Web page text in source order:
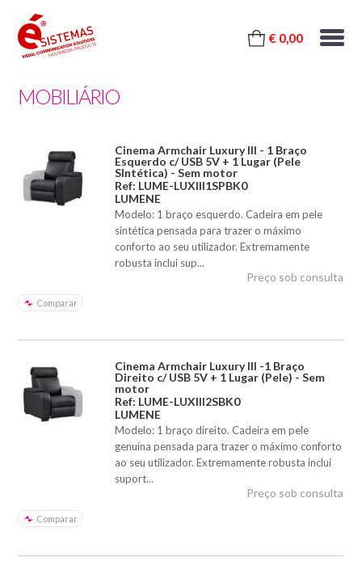
€ 0,00
MOBILIÁRIO
Cinema Armchair Luxury III - 1 Braço
Esquerdo c/ USB 5V + 1 Lugar (Pele
SIntética) - Sem motor
Ref: LUME-LUXIII1SPBK0
LUMENE
Modelo: 1 braço esquerdo. Cadeira em pele
sintética pensada para trazer o máximo
conforto ao seu utilizador. Extremamente
robusta inclui sup...
Comparar
Preço sob consulta
Cinema Armchair Luxury III -1 Braço
Direito c/ USB 5V + 1 Lugar (Pele) - Sem
motor
Ref: LUME-LUXIII2SBK0
LUMENE
Modelo: 1 braço direito. Cadeira em pele
genuína pensada para trazer o máximo conforto
ao seu utilizador. Extremamente robusta inclui
suport...
Comparar
Preço sob consulta